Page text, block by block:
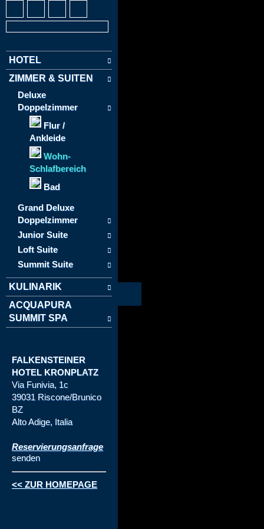
HOTEL
ZIMMER & SUITEN
Deluxe
Doppelzimmer
Flur /
Ankleide
Wohn-
Schlafbereich
Bad
Grand Deluxe
Doppelzimmer
Junior Suite
Loft Suite
Summit Suite
KULINARIK
ACQUAPURA
SUMMIT SPA
FALKENSTEINER
HOTEL KRONPLATZ
Via Funivia, 1c
39031 Riscone/Brunico
BZ
Alto Adige, Italia
Reservierungsanfrage
senden
<< ZUR HOMEPAGE